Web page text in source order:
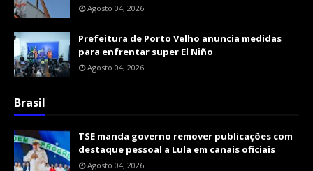
Agosto 04, 2026
Prefeitura de Porto Velho anuncia medidas
para enfrentar super El Niño
Agosto 04, 2026
Brasil
TSE manda governo remover publicações com
destaque pessoal a Lula em canais oficiais
Agosto 04, 2026